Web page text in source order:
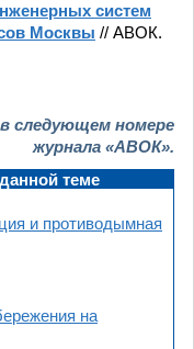
систем
Москвы // АВОК.
следующем номере
журнала «АВОК».
теме
и противодымная
на